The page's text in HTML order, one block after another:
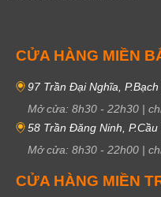
CỬA HÀNG MIỀN
97 Trần Đại Nghĩa,
Mở cửa: 8h30 - 22h30 |
58 Trần Đăng Ninh, P.Cầu
Mở cửa: 8h30 - 22h00 |
CỬA HÀNG MIỀN